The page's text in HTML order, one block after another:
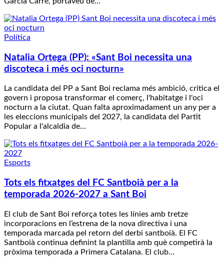
Política
Natalia Ortega (PP): «Sant Boi necessita una
discoteca i més oci nocturn»
La candidata del PP a Sant Boi reclama més ambició, critica el
govern i proposa transformar el comerç, l'habitatge i l'oci
nocturn a la ciutat. Quan falta aproximadament un any per a
les eleccions municipals del 2027, la candidata del Partit
Popular a l'alcaldia de…
Esports
Tots els fitxatges del FC Santboià per a la
temporada 2026-2027 a Sant Boi
El club de Sant Boi reforça totes les línies amb tretze
incorporacions en l’estrena de la nova directiva i una
temporada marcada pel retorn del derbi santboià. El FC
Santboià continua definint la plantilla amb què competirà la
pròxima temporada a Primera Catalana. El club…